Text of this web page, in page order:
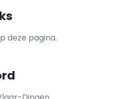
deze pagina.